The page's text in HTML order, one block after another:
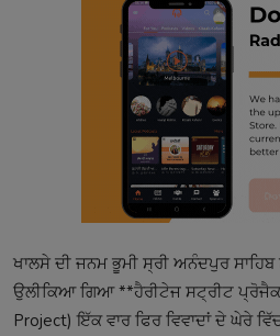
ਖਾਲਸੇ ਦੀ ਜਨਮ ਭੂਮੀ ਸ੍ਰੀ ਅਨੰਦਪੁਰ
ਉਲੀਕਿਆ ਗਿਆ **ਹੈਰੀਟੇਜ ਸਟ੍ਰੀਟ
Project) ਇੱਕ ਵਾਰ ਫਿਰ ਵਿਵਾਦਾਂ ਦੇ ਘੇਰੇ